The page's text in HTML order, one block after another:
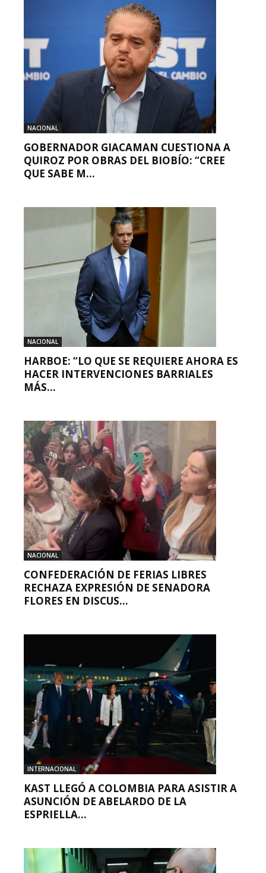
NACIONAL
GOBERNADOR GIACAMAN CUESTIONA A
QUIROZ POR OBRAS DEL BIOBÍO: “CREE
QUE SABE M...
NACIONAL
HARBOE: “LO QUE SE REQUIERE AHORA ES
HACER INTERVENCIONES BARRIALES
MÁS...
NACIONAL
CONFEDERACIÓN DE FERIAS LIBRES
RECHAZA EXPRESIÓN DE SENADORA
FLORES EN DISCUS...
INTERNACIONAL
KAST LLEGÓ A COLOMBIA PARA ASISTIR A
ASUNCIÓN DE ABELARDO DE LA
ESPRIELLA...